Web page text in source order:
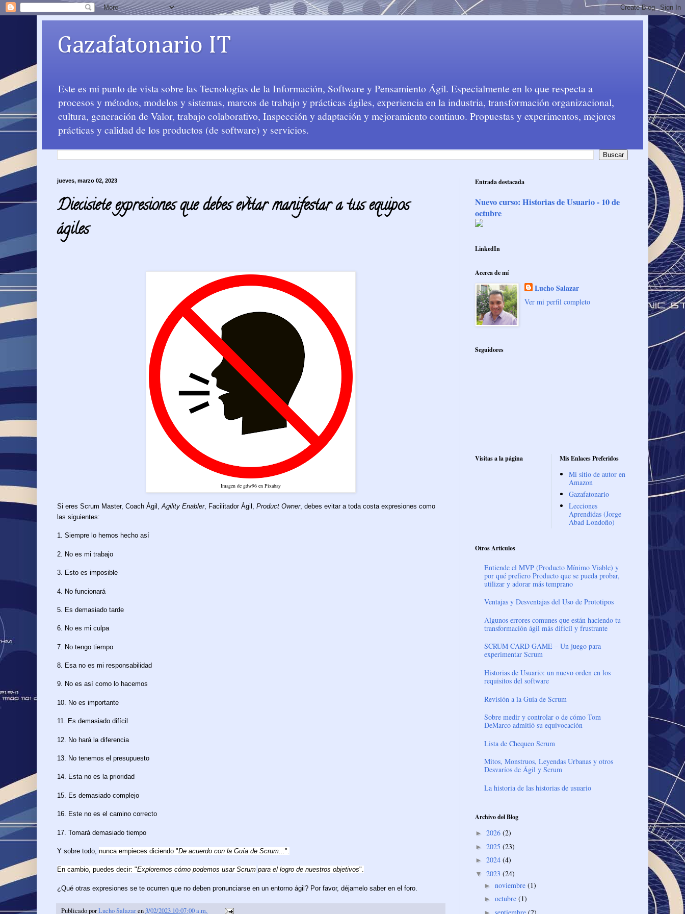
Gazafatonario IT
Este es mi punto de vista sobre las Tecnologías de la Información, Software y Pensamiento Ágil. Especialmente en lo que respecta a
procesos y métodos, modelos y sistemas, marcos de trabajo y prácticas ágiles, experiencia en la industria, transformación organizacional,
cultura, generación de Valor, trabajo colaborativo, Inspección y adaptación y mejoramiento continuo. Propuestas y experimentos, mejores
prácticas y calidad de los productos (de software) y servicios.
jueves, marzo 02, 2023
Diecisiete expresiones que debes evitar manifestar a tus equipos
ágiles
Imagen de gdw96 en Pixabay
Si eres Scrum Master, Coach Ágil, Agility Enabler, Facilitador Ágil, Product Owner, debes evitar a toda costa expresiones como
las siguientes:
1. Siempre lo hemos hecho así
2. No es mi trabajo
3. Esto es imposible
4. No funcionará
5. Es demasiado tarde
6. No es mi culpa
7. No tengo tiempo
8. Esa no es mi responsabilidad
9. No es así como lo hacemos
10. No es importante
11. Es demasiado difícil
12. No hará la diferencia
13. No tenemos el presupuesto
14. Esta no es la prioridad
15. Es demasiado complejo
16. Este no es el camino correcto
17. Tomará demasiado tiempo
Y sobre todo, nunca empieces diciendo "De acuerdo con la Guía de Scrum...".
En cambio, puedes decir: "Exploremos cómo podemos usar Scrum para el logro de nuestros objetivos".
¿Qué otras expresiones se te ocurren que no deben pronunciarse en un entorno ágil? Por favor, déjamelo saber en el foro.
Publicado porLucho Salazaren3/02/2023 10:07:00 a.m.
Entrada destacada
Nuevo curso: Historias de Usuario - 10 de
octubre
LinkedIn
Acerca de mí
Lucho Salazar
Ver mi perfil completo
Seguidores
Visitas a la página Mis Enlaces Preferidos
Mi sitio de autor en
Amazon
Gazafatonario
Lecciones
Aprendidas (Jorge
Abad Londoño)
Otros Artículos
Entiende el MVP (Producto Mínimo Viable) y
por qué prefiero Producto que se pueda probar,
utilizar y adorar más temprano
Ventajas y Desventajas del Uso de Prototipos
Algunos errores comunes que están haciendo tu
transformación ágil más difícil y frustrante
SCRUM CARD GAME – Un juego para
experimentar Scrum
Historias de Usuario: un nuevo orden en los
requisitos del software
Revisión a la Guía de Scrum
Sobre medir y controlar o de cómo Tom
DeMarco admitió su equivocación
Lista de Chequeo Scrum
Mitos, Monstruos, Leyendas Urbanas y otros
Desvaríos de Ágil y Scrum
La historia de las historias de usuario
Archivo del Blog
► 2026 (2)
► 2025 (23)
► 2024 (4)
▼ 2023 (24)
► noviembre (1)
► octubre (1)
►